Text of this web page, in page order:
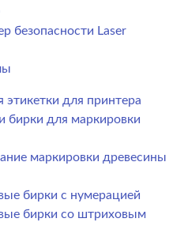
безопасности Laser
для принтера
бирки для маркировки
маркировки древесины
бирки с нумерацией
бирки со штриховым